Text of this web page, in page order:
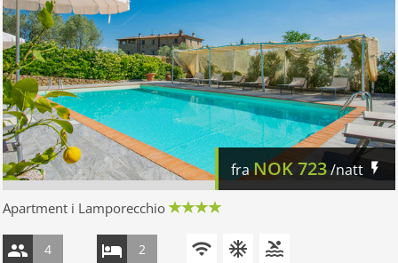
fraNOK723/natt
Apartment i Lamporecchio
4 2